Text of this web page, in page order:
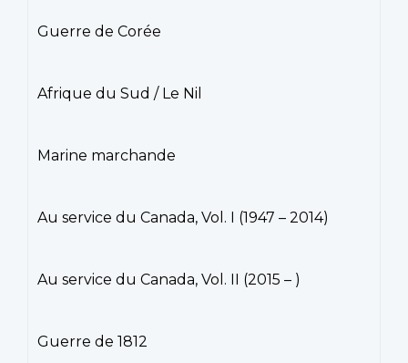
402 402 404
Guerre de Corée
Afrique du Sud / Le Nil
Marine marchande
Au service du Canada, Vol. I (1947 – 2014)
Au service du Canada, Vol. II (2015 – )
Guerre de 1812